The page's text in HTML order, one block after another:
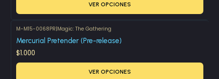
VER OPCIONES
M-M15-0068PR|Magic: The Gathering
Mercurial Pretender (Pre-release)
$1.000
VER OPCIONES